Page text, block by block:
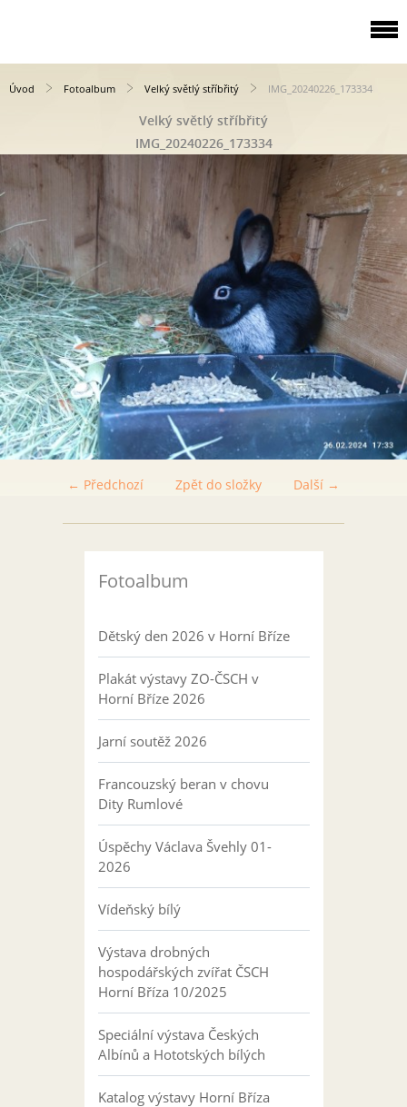
Úvod Fotoalbum Velký světlý stříbřitý IMG_20240226_173334
Velký světlý stříbřitý
IMG_20240226_173334
← Předchozí Další →
Zpět do složky
Fotoalbum
Dětský den 2026 v Horní Bříze
Plakát výstavy ZO-ČSCH v
Horní Bříze 2026
Jarní soutěž 2026
Francouzský beran v chovu
Dity Rumlové
Úspěchy Václava Švehly 01-
2026
Vídeňský bílý
Výstava drobných
hospodářských zvířat ČSCH
Horní Bříza 10/2025
Speciální výstava Českých
Albínů a Hototských bílých
Katalog výstavy Horní Bříza